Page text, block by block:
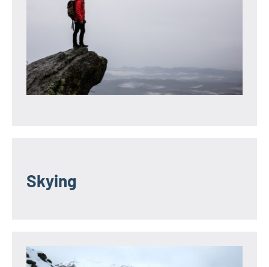
Skying